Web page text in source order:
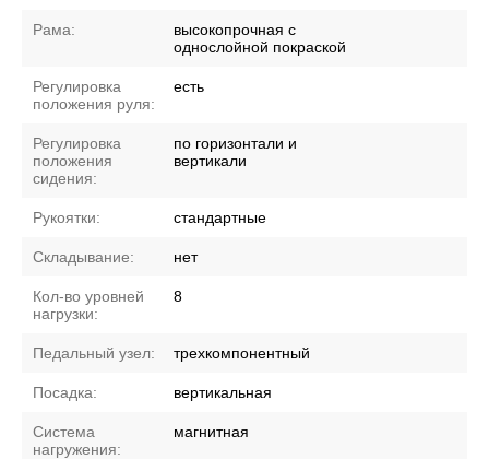
Рама:
высокопрочная с
однослойной покраской
Регулировка
положения руля:
есть
Регулировка
положения
сидения:
по горизонтали и
вертикали
Рукоятки: стандартные
Складывание: нет
Кол-во уровней
нагрузки:
8
Педальный узел: трехкомпонентный
Посадка: вертикальная
Система
нагружения:
магнитная